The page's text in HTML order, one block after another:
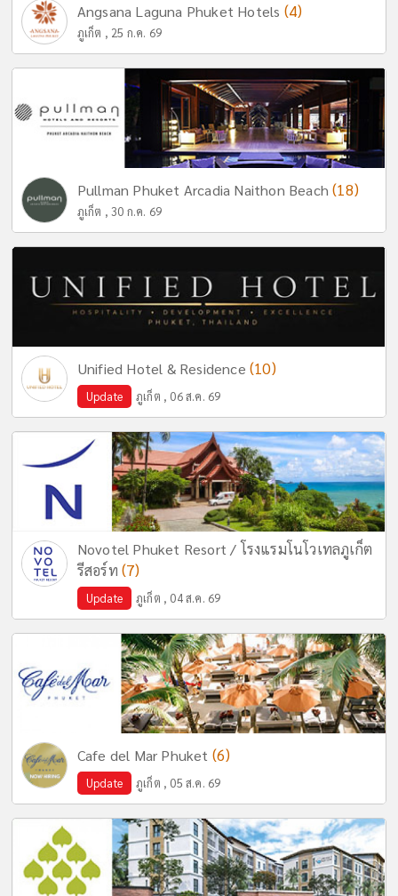
Angsana Laguna Phuket Hotels (4)
ภูเก็ต , 25 ก.ค. 69
Pullman Phuket Arcadia Naithon Beach(18)
ภูเก็ต , 30 ก.ค. 69
Unified Hotel & Residence (10)
Update ภูเก็ต , 06 ส.ค. 69
Novotel Phuket Resort / โรงแรมโนโวเทลภูเก็ต
รีสอร์ท (7)
Update ภูเก็ต , 04 ส.ค. 69
Cafe del Mar Phuket (6)
Update ภูเก็ต , 05 ส.ค. 69